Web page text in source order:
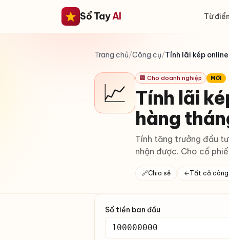
Sổ TayAI Từ
Trang chủ/Công cụ/Tính lãi kép
📈 🏢 Cho doanh nghiệp MỚI
Tính lãi
hàng
Tính tăng trưởng đầu
nhận được. Cho cổ
🔗Chia sẻ ←Tất cả
Số tiền ban đầu